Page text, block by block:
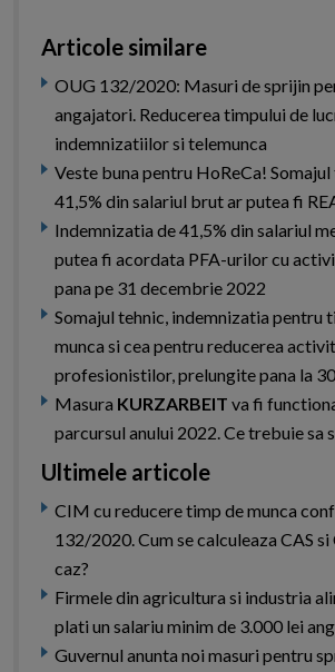
Articole similare
OUG 132/2020: Masuri de sprijin
angajatori. Reducerea timpului de
indemnizatiilor si telemunca
Veste buna pentru HoReCa!
41,5% din salariul brut ar putea fi
Indemnizatia de 41,5% din salariul
putea fi acordata PFA-urilor cu
pana pe 31 decembrie 2022
Somajul tehnic, indemnizatia pentru
munca si cea pentru reducerea
profesionistilor, prelungite pana la
Masura KURZARBEIT va fi
parcursul anului 2022. Ce trebuie sa
Ultimele articole
CIM cu reducere timp de munca
132/2020. Cum se calculeaza CAS si
caz?
Firmele din agricultura si industria
plati un salariu minim de 3.000 lei
Guvernul anunta noi masuri pentru